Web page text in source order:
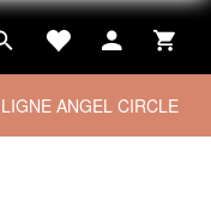
ANGEL CIRCLE